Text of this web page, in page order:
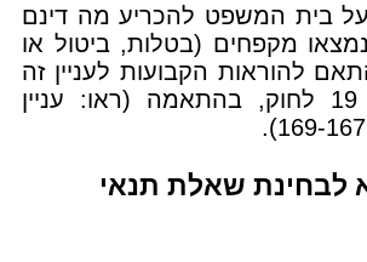
בית המשפט להכריע מה דינם
מקפחים (בטלות, ביטול או
להוראות הקבועות לעניין זה
בסעיפים 5 ו- 19 לחוק, בהתאמה (ראו: עניין
לבחינת שאלת תנאי